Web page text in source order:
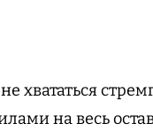
хвататься
на весь